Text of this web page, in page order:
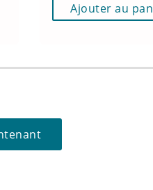
Ajouter au